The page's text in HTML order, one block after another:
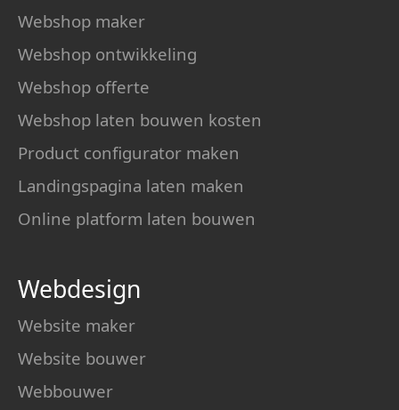
Webshop maker
Webshop ontwikkeling
Webshop offerte
Webshop laten bouwen kosten
Product configurator maken
Landingspagina laten maken
Online platform laten bouwen
Webdesign
Website maker
Website bouwer
Webbouwer